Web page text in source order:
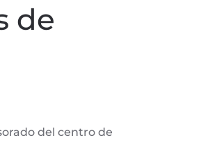
de
del centro de